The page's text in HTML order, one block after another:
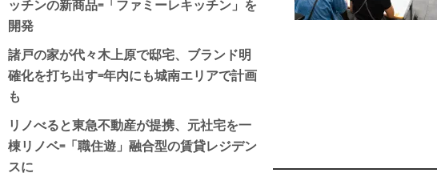
開発
諸戸の家が代々木上原で邸宅、ブランド明
確化を打ち出す=年内にも城南エリアで計画
も
リノべると東急不動産が提携、元社宅を一
棟リノベ=「職住遊」融合型の賃貸レジデン
スに